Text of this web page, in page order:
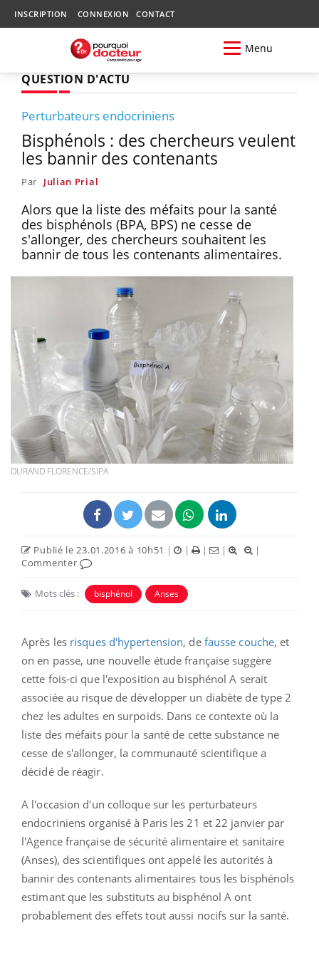
INSCRIPTION CONNEXION CONTACT
Menu
QUESTION D'ACTU
Perturbateurs endocriniens
Bisphénols : des chercheurs veulent
les bannir des contenants
Par Julian Prial
Alors que la liste des méfaits pour la santé
des bisphénols (BPA, BPS) ne cesse de
s'allonger, des chercheurs souhaitent les
bannir de tous les contenants alimentaires.
DURAND FLORENCE/SIPA
Publié le 23.01.2016 à 10h51 | | | |
|
Commenter
Mots clés : bisphénol Anses
Après les risques d'hypertension, de fausse couche, et
on en passe, une nouvelle étude française suggère
cette fois-ci que l'exposition au bisphénol A serait
associée au risque de développer un diabète de type 2
chez les adultes en surpoids. Dans ce contexte où la
liste des méfaits pour la santé de cette substance ne
cesse de s'allonger, la communauté scientifique a
décidé de réagir.
A l'occasion d'un colloque sur les perturbateurs
endocriniens organisé à Paris les 21 et 22 janvier par
l'Agence française de sécurité alimentaire et sanitaire
(Anses), des scientifiques ont appelé les autorités à
bannir des contenants alimentaires tous les bisphénols
estimant que les substituts au bisphénol A ont
probablement des effets tout aussi nocifs sur la santé.